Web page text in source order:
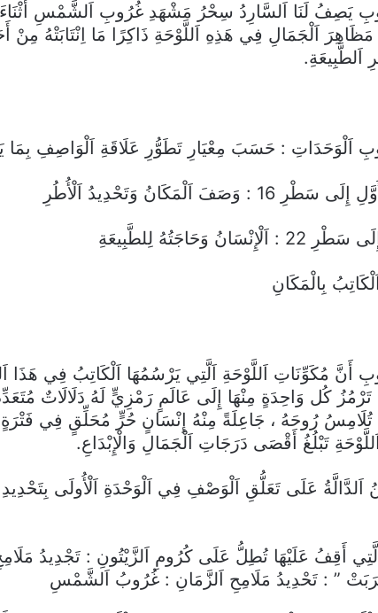
يَصِفُ لَنَا اَلسَّارِدُ سِحْرُ مَشْهَدِ غُرُوبِ اَلشَّمْسِ أَثْنَاءَ
مَظَاهِرَ اَلْجَمَالِ فِي هَذِهِ اَللَّوْحَةِ ذَاكِرًا مَا اِنْتَابَتْهُ مِنْ
اَلطَّبِيعَةِ.
اَلْوَحَدَاتِ : حَسَبَ مِعْيَارِ تَطَوُّرِ عَلَاقَةِ اَلْوَاصِفِ
اَلْمَكَانُ وَتَحْدِيدُ اَلْأُطُرِ
بِالْمَكَانِ
أَنَّ مُكَوِّنَاتِ اَللَّوْحَةِ اَلَّتِي يَرْسُمُهَا اَلْكَاتِبُ فِي
تَرْمُزُ كُل وَاحِدَةٍ مِنْهَا إِلَى عَالَمٍ رَمْزِيٍّ لَهُ دَلَالَاتٌ
تُلَامِسُ رُوحَهُ ، جَاعِلَةً مِنْهُ إِنْسَانٍ حُرٍّ مُحَلِّقٍ فِي
تَبْلُغُ أَقْصَى دَرَجَاتِ اَلْجَمَالِ وَالْإِبْدَاعِ.
اَلدَّالَّةُ عَلَى تَعَلُّقِ اَلْوَصْفِ فِي اَلْوَحْدَةِ اَلْأُولَى
أَقِفُ عَلَيْهَا تُطِلُّ عَلَى كُرُومِ اَلزَّيْتُونِ : تَجْدِيدُ
” : تَحْدِيدُ مَلَامِحِ اَلزَّمَانِ : غُرُوبُ اَلشَّمْسِ